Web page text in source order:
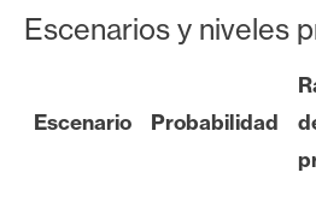
Escenarios y niveles
Escenario Probabilidad